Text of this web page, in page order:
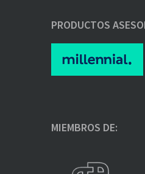
PRODUCTOS
MIEMBROS DE: